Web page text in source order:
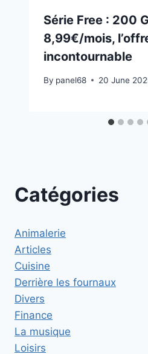
Série Free : 200
8,99€/mois,
incontournable
By panel68 20 June
Catégories
Animalerie
Articles
Cuisine
Derrière les fournaux
Divers
Finance
La musique
Loisirs